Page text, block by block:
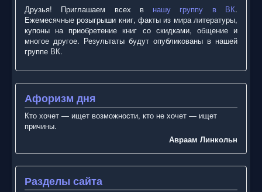
Друзья! Приглашаем всех в нашу группу в ВК.
Ежемесячные розыгрыши книг, факты из мира литературы,
купоны на приобретение книг со скидками, общение и
многое другое. Результаты будут опубликованы в нашей
группе ВК.
Афоризм дня
Кто хочет — ищет возможности, кто не хочет — ищет
причины.
Авраам Линкольн
Разделы сайта